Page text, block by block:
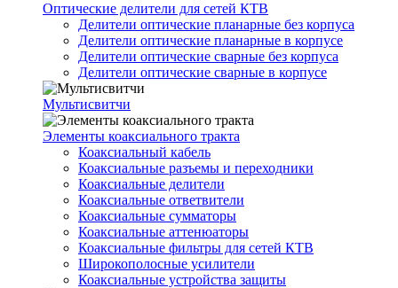
Оптические делители для сетей КТВ
Делители оптические планарные без корпуса
Делители оптические планарные в корпусе
Делители оптические сварные без корпуса
Делители оптические сварные в корпусе
Мультисвитчи
Элементы коаксиального тракта
Коаксиальный кабель
Коаксиальные разъемы и переходники
Коаксиальные делители
Коаксиальные ответвители
Коаксиальные сумматоры
Коаксиальные аттенюаторы
Коаксиальные фильтры для сетей КТВ
Широкополосные усилители
Коаксиальные устройства защиты